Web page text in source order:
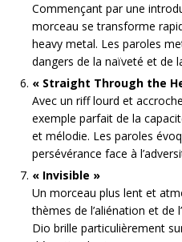
Commençant par une
morceau se transforme
heavy metal. Les paroles
dangers de la naïveté et de
« Straight Through the
Avec un riff lourd et
exemple parfait de la
et mélodie. Les paroles
persévérance face à
« Invisible »
Un morceau plus lent et
thèmes de l’aliénation et de
Dio brille particulièrement